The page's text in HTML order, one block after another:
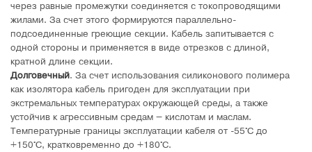
через равные промежутки соединяется с токопроводящими
жилами. За счет этого формируются параллельно-
подсоединенные греющие секции. Кабель запитывается с
одной стороны и применяется в виде отрезков с длиной,
кратной длине секции.
Долговечный. За счет использования силиконового полимера
как изолятора кабель пригоден для эксплуатации при
экстремальных температурах окружающей среды, а также
устойчив к агрессивным средам – кислотам и маслам.
Температурные границы эксплуатации кабеля от -55°C до
+150°C, кратковременно до +180°C.